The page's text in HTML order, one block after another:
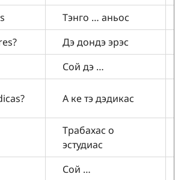
Тэнго … аньос
Дэ дондэ эрэс
Сой дэ …
А ке тэ дэдикас
Трабахас о
эстудиас
Сой …